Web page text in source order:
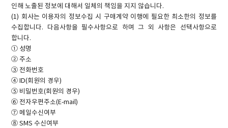
인해 노출된 정보에 대해서 일체의 책임을 지지 않습니다.
(1) 회사는 이용자의 정보수집 시 구매계약 이행에 필요한 최소한의 정보를
수집합니다. 다음사항을 필수사항으로 하며 그 외 사항은 선택사항으로
합니다.
① 성명
② 주소
③ 전화번호
④ ID(회원의 경우)
⑤ 비밀번호(회원의 경우)
⑥ 전자우편주소(E-mail)
⑦ 메일수신여부
⑧ SMS 수신여부